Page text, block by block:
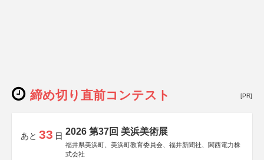
締め切り直前コンテスト [PR]
あと 33 日 2026 第37回 美浜美術展
福井県美浜町、美浜町教育委員会、福井新聞社、関西電力株
式会社